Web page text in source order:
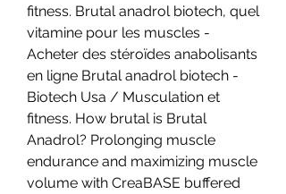
fitness. Brutal anadrol biotech, quel
vitamine pour les muscles -
Acheter des stéroïdes anabolisants
en ligne Brutal anadrol biotech -
Biotech Usa / Musculation et
fitness. How brutal is Brutal
Anadrol? Prolonging muscle
endurance and maximizing muscle
volume with CreaBASE buffered